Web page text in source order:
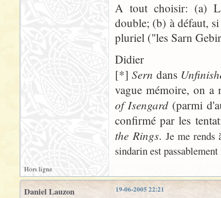
A tout choisir: (a)
double; (b) à défaut,
pluriel ("les Sarn
Didier
[*]Sern dans
vague mémoire, on
of Isengard (parmi
confirmé par les
the Rings. Je me
sindarin est
Hors ligne
19-06-2005 22:21
Daniel Lauzon